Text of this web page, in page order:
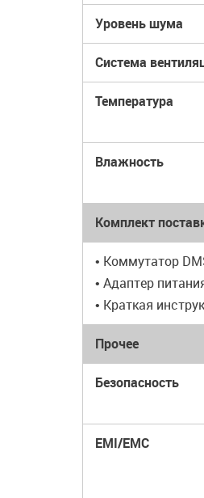
Уровень шума
Система
Температура
Влажность
Комплект
• Коммутатор
• Адаптер
• Краткая
Прочее
Безопасность
EMI/EMC